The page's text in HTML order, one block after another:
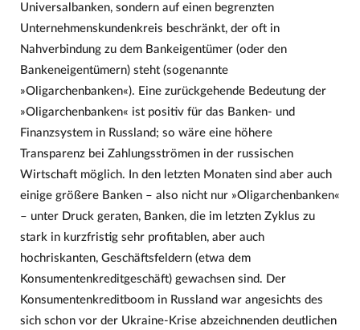
Universalbanken, sondern auf einen begrenzten
Unternehmenskundenkreis beschränkt, der oft in
Nahverbindung zu dem Bankeigentümer (oder den
Bankeneigentümern) steht (sogenannte
»Oligarchenbanken«). Eine zurückgehende Bedeutung der
»Oligarchenbanken« ist positiv für das Banken- und
Finanzsystem in Russland; so wäre eine höhere
Transparenz bei Zahlungsströmen in der russischen
Wirtschaft möglich. In den letzten Monaten sind aber auch
einige größere Banken – also nicht nur »Oligarchenbanken«
– unter Druck geraten, Banken, die im letzten Zyklus zu
stark in kurzfristig sehr profitablen, aber auch
hochriskanten, Geschäftsfeldern (etwa dem
Konsumentenkreditgeschäft) gewachsen sind. Der
Konsumentenkreditboom in Russland war angesichts des
sich schon vor der Ukraine-Krise abzeichnenden deutlichen